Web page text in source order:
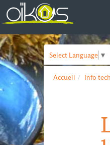
Select Language ▼
Accueil Info